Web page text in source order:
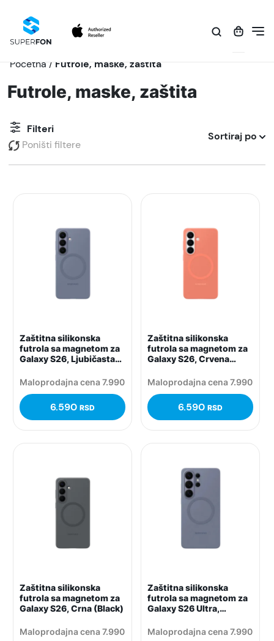
Početna / Futrole, maske, zaštita
Futrole, maske, zaštita
Filteri
Poništi filtere
Sortiraj po
Zaštitna silikonska
futrola sa magnetom za
Galaxy S26, Ljubičasta
Maloprodajna cena 7.990
6.590 RSD
Zaštitna silikonska
futrola sa magnetom za
Galaxy S26, Crvena
Maloprodajna cena 7.990
6.590 RSD
Zaštitna silikonska
futrola sa magnetom za
Galaxy S26, Crna (Black)
Maloprodajna cena 7.990
Zaštitna silikonska
futrola sa magnetom za
Galaxy S26 Ultra,
Maloprodajna cena 7.990